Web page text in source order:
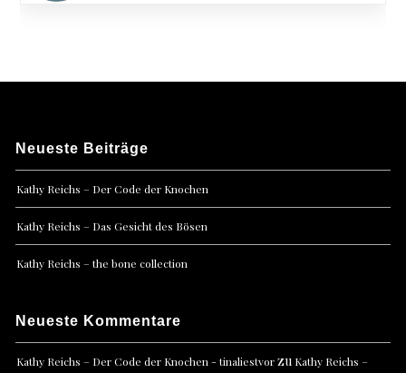
Neueste Beiträge
Kathy Reichs – Der Code der Knochen
Kathy Reichs – Das Gesicht des Bösen
Kathy Reichs – the bone collection
Neueste Kommentare
Kathy Reichs – Der Code der Knochen - tinaliestvorzu Kathy Reichs –